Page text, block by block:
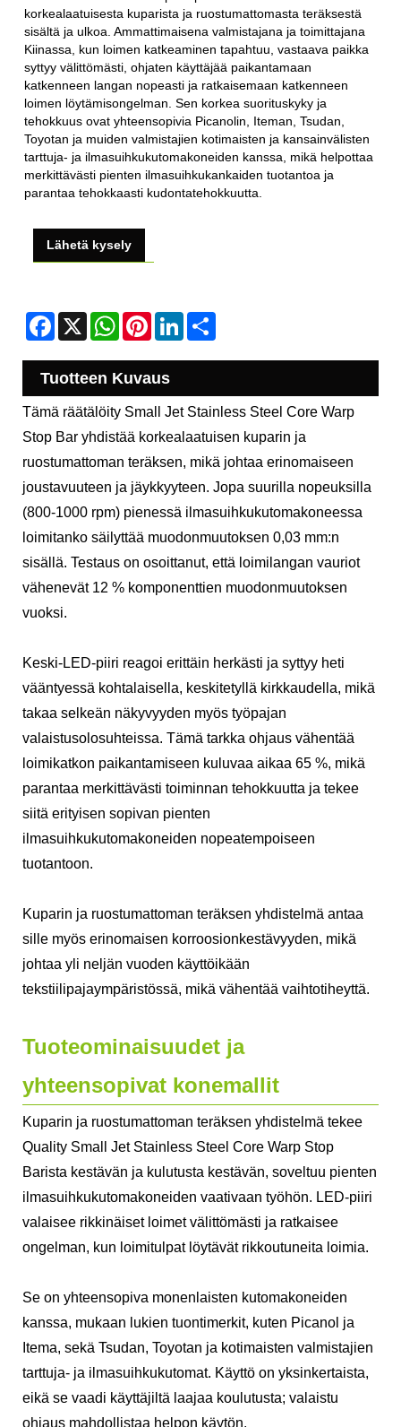
korkealaatuisesta kuparista ja ruostumattomasta teräksestä
sisältä ja ulkoa. Ammattimaisena valmistajana ja toimittajana
Kiinassa, kun loimen katkeaminen tapahtuu, vastaava paikka
syttyy välittömästi, ohjaten käyttäjää paikantamaan
katkenneen langan nopeasti ja ratkaisemaan katkenneen
loimen löytämisongelman. Sen korkea suorituskyky ja
tehokkuus ovat yhteensopivia Picanolin, Iteman, Tsudan,
Toyotan ja muiden valmistajien kotimaisten ja kansainvälisten
tarttuja- ja ilmasuihkukutomakoneiden kanssa, mikä helpottaa
merkittävästi pienten ilmasuihkukankaiden tuotantoa ja
parantaa tehokkaasti kudontatehokkuutta.
Lähetä kysely
Facebook
X WhatsApp
PinterestLinkedIn
Tuotteen Kuvaus
Tämä räätälöity Small Jet Stainless Steel Core Warp
Stop Bar yhdistää korkealaatuisen kuparin ja
ruostumattoman teräksen, mikä johtaa erinomaiseen
joustavuuteen ja jäykkyyteen. Jopa suurilla nopeuksilla
(800-1000 rpm) pienessä ilmasuihkukutomakoneessa
loimitanko säilyttää muodonmuutoksen 0,03 mm:n
sisällä. Testaus on osoittanut, että loimilangan vauriot
vähenevät 12 % komponenttien muodonmuutoksen
vuoksi.
Keski-LED-piiri reagoi erittäin herkästi ja syttyy heti
vääntyessä kohtalaisella, keskitetyllä kirkkaudella, mikä
takaa selkeän näkyvyyden myös työpajan
valaistusolosuhteissa. Tämä tarkka ohjaus vähentää
loimikatkon paikantamiseen kuluvaa aikaa 65 %, mikä
parantaa merkittävästi toiminnan tehokkuutta ja tekee
siitä erityisen sopivan pienten
ilmasuihkukutomakoneiden nopeatempoiseen
tuotantoon.
Kuparin ja ruostumattoman teräksen yhdistelmä antaa
sille myös erinomaisen korroosionkestävyyden, mikä
johtaa yli neljän vuoden käyttöikään
tekstiilipajaympäristössä, mikä vähentää vaihtotiheyttä.
Tuoteominaisuudet ja
yhteensopivat konemallit
Kuparin ja ruostumattoman teräksen yhdistelmä tekee
Quality Small Jet Stainless Steel Core Warp Stop
Barista kestävän ja kulutusta kestävän, soveltuu pienten
ilmasuihkukutomakoneiden vaativaan työhön. LED-piiri
valaisee rikkinäiset loimet välittömästi ja ratkaisee
ongelman, kun loimitulpat löytävät rikkoutuneita loimia.
Se on yhteensopiva monenlaisten kutomakoneiden
kanssa, mukaan lukien tuontimerkit, kuten Picanol ja
Itema, sekä Tsudan, Toyotan ja kotimaisten valmistajien
tarttuja- ja ilmasuihkukutomat. Käyttö on yksinkertaista,
eikä se vaadi käyttäjiltä laajaa koulutusta; valaistu
ohjaus mahdollistaa helpon käytön.